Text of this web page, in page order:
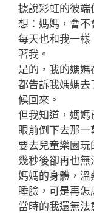
據說彩虹的彼端
想：媽媽，會不
每天也和我一樣
著我。
是的，我的媽
都告訴我媽媽去
候回來。
但我知道，媽媽
眼前倒下去那
要去兒童樂園玩
幾秒後卻再也
媽媽的身體，溫
睡臉，可是再怎
當時的我還無